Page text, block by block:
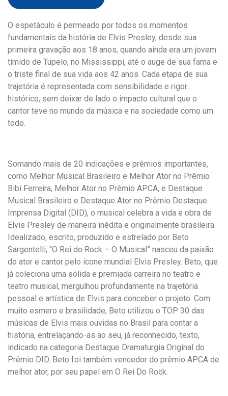
O espetáculo é permeado por todos os momentos
fundamentais da história de Elvis Presley, desde sua
primeira gravação aos 18 anos, quando ainda era um jovem
tímido de Tupelo, no Mississippi, até o auge de sua fama e
o triste final de sua vida aos 42 anos. Cada etapa de sua
trajetória é representada com sensibilidade e rigor
histórico, sem deixar de lado o impacto cultural que o
cantor teve no mundo da música e na sociedade como um
todo.
Somando mais de 20 indicações e prêmios importantes,
como Melhor Musical Brasileiro e Melhor Ator no Prêmio
Bibi Ferreira, Melhor Ator no Prêmio APCA, e Destaque
Musical Brasileiro e Destaque Ator no Prêmio Destaque
Imprensa Digital (DID), o musical celebra a vida e obra de
Elvis Presley de maneira inédita e originalmente brasileira.
Idealizado, escrito, produzido e estrelado por Beto
Sargentelli, “O Rei do Rock – O Musical” nasceu da paixão
do ator e cantor pelo ícone mundial Elvis Presley. Beto, que
já coleciona uma sólida e premiada carreira no teatro e
teatro musical, mergulhou profundamente na trajetória
pessoal e artística de Elvis para conceber o projeto. Com
muito esmero e brasilidade, Beto utilizou o TOP 30 das
músicas de Elvis mais ouvidas no Brasil para contar a
história, entrelaçando-as ao seu, já reconhecido, texto,
indicado na categoria Destaque Dramaturgia Original do
Prêmio DID. Beto foi também vencedor do prêmio APCA de
melhor ator, por seu papel em O Rei Do Rock.